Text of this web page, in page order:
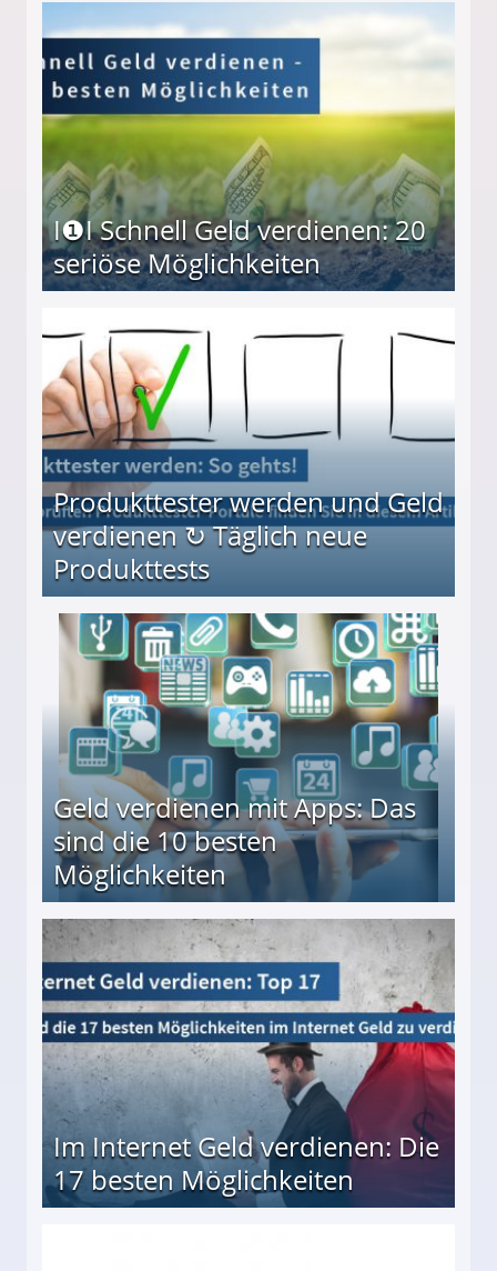
I❶I Schnell Geld verdienen: 20
seriöse Möglichkeiten
Produkttester werden und Geld
verdienen ↻ Täglich neue
Produkttests
↻ Täglich neue Produkttests
Geld verdienen mit Apps: Das
sind die 10 besten
Möglichkeiten
besten Möglichkeiten
Im Internet Geld verdienen: Die
17 besten Möglichkeiten